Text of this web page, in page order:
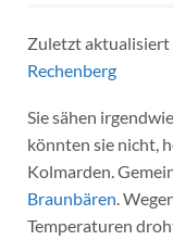
Zuletzt aktualisiert
Rechenberg
Sie sähen
könnten sie nicht,
Kolmarden.
Braunbären.
Temperaturen